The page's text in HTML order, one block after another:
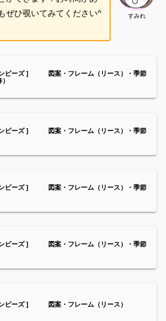
すみれ
ぜひ覗いてみてください^
ビーズ ] 図案・フレーム（リース）・季節
ビーズ ] 図案・フレーム（リース）・季節
ビーズ ] 図案・フレーム（リース）・季節
ビーズ ] 図案・フレーム（リース）・季節
ビーズ ] 図案・フレーム（リース）